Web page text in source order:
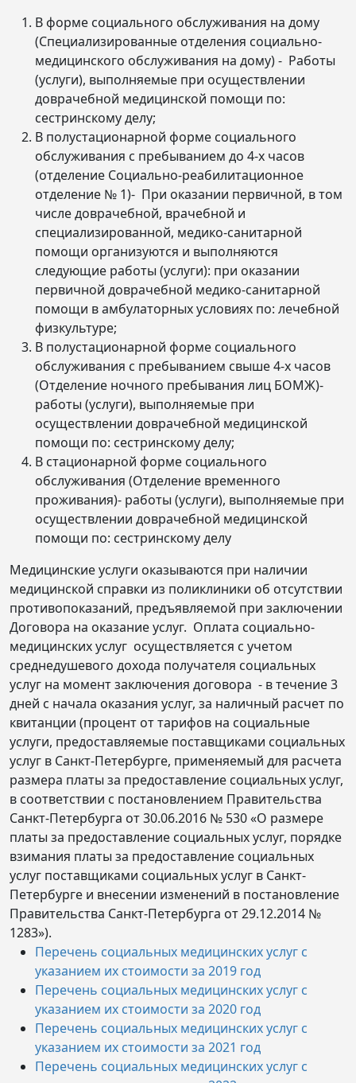
В форме социального обслуживания на дому
(Специализированные отделения социально-
медицинского обслуживания на дому) - Работы
(услуги), выполняемые при осуществлении
доврачебной медицинской помощи по:
сестринскому делу;
В полустационарной форме социального
обслуживания с пребыванием до 4-х часов
(отделение Социально-реабилитационное
отделение № 1)- При оказании первичной, в том
числе доврачебной, врачебной и
специализированной, медико-санитарной
помощи организуются и выполняются
следующие работы (услуги): при оказании
первичной доврачебной медико-санитарной
помощи в амбулаторных условиях по: лечебной
физкультуре;
В полустационарной форме социального
обслуживания с пребыванием свыше 4-х часов
(Отделение ночного пребывания лиц БОМЖ)-
работы (услуги), выполняемые при
осуществлении доврачебной медицинской
помощи по: сестринскому делу;
В стационарной форме социального
обслуживания (Отделение временного
проживания)- работы (услуги), выполняемые при
осуществлении доврачебной медицинской
помощи по: сестринскому делу
Медицинские услуги оказываются при наличии
медицинской справки из поликлиники об отсутствии
противопоказаний, предъявляемой при заключении
Договора на оказание услуг. Оплата социально-
медицинских услуг осуществляется с учетом
среднедушевого дохода получателя социальных
услуг на момент заключения договора - в течение 3
дней с начала оказания услуг, за наличный расчет по
квитанции (процент от тарифов на социальные
услуги, предоставляемые поставщиками социальных
услуг в Санкт-Петербурге, применяемый для расчета
размера платы за предоставление социальных услуг,
в соответствии с постановлением Правительства
Санкт-Петербурга от 30.06.2016 № 530 «О размере
платы за предоставление социальных услуг, порядке
взимания платы за предоставление социальных
услуг поставщиками социальных услуг в Санкт-
Петербурге и внесении изменений в постановление
Правительства Санкт-Петербурга от 29.12.2014 №
1283»).
Перечень социальных медицинских услуг с
указанием их стоимости за 2019 год
Перечень социальных медицинских услуг с
указанием их стоимости за 2020 год
Перечень социальных медицинских услуг с
указанием их стоимости за 2021 год
Перечень социальных медицинских услуг с